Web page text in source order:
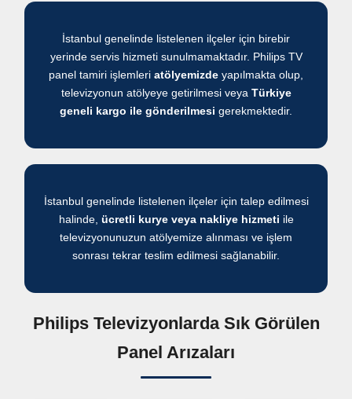
İstanbul genelinde listelenen ilçeler için birebir
yerinde servis hizmeti sunulmamaktadır. Philips TV
panel tamiri işlemleri atölyemizde yapılmakta olup,
televizyonun atölyeye getirilmesi veya Türkiye
geneli kargo ile gönderilmesi gerekmektedir.
İstanbul genelinde listelenen ilçeler için talep edilmesi
halinde, ücretli kurye veya nakliye hizmeti ile
televizyonunuzun atölyemize alınması ve işlem
sonrası tekrar teslim edilmesi sağlanabilir.
Philips Televizyonlarda Sık Görülen
Panel Arızaları